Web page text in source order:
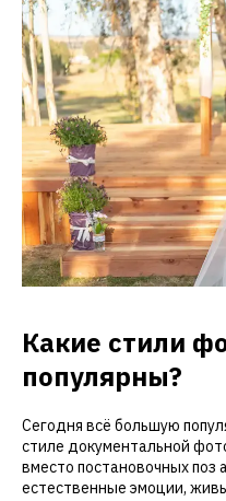
Какие стили
популярны?
Сегодня всё большую
стиле документальной
вместо постановочных поз
естественные эмоции,